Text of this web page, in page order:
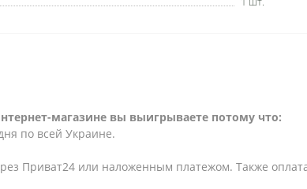
магазине вы выигрываете потому что:
по всей Украине.
Приват24 или наложенным платежом. Также